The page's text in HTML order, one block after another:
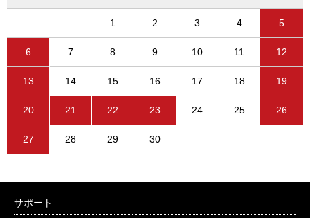
1 2 3 4 5
6 7 8 9 10 11 12
13 14 15 16 17 18 19
20 21 22 23 24 25 26
27 28 29 30
サポート